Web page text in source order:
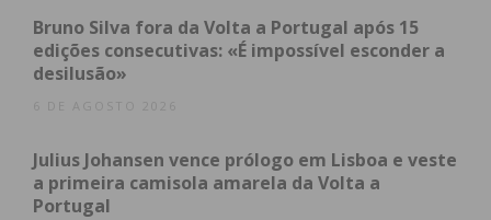
Eu li e concordo com ostermos e
condições
Bruno Silva fora da Volta a Portugal após 15
edições consecutivas: «É impossível esconder a
desilusão»
6 DE AGOSTO 2026
Julius Johansen vence prólogo em Lisboa e veste
a primeira camisola amarela da Volta a
Portugal